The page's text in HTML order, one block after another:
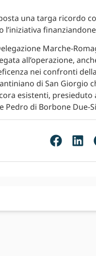
una targa ricordo
l’iniziativa
Marche-
all’operazione,
nei confronti
di San Giorgio
esistenti,
Pedro di Borbone Due-